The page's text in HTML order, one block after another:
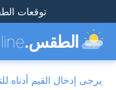
توقعات
الطقس.
يرجى إدخال القيم أدناه